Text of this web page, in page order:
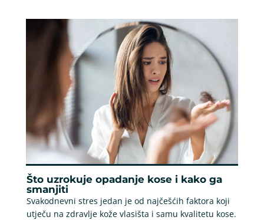
Što uzrokuje opadanje kose i kako ga
smanjiti
Svakodnevni stres jedan je od najčešćih faktora koji
utječu na zdravlje kože vlasišta i samu kvalitetu kose.